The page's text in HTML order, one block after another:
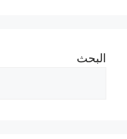
البحث